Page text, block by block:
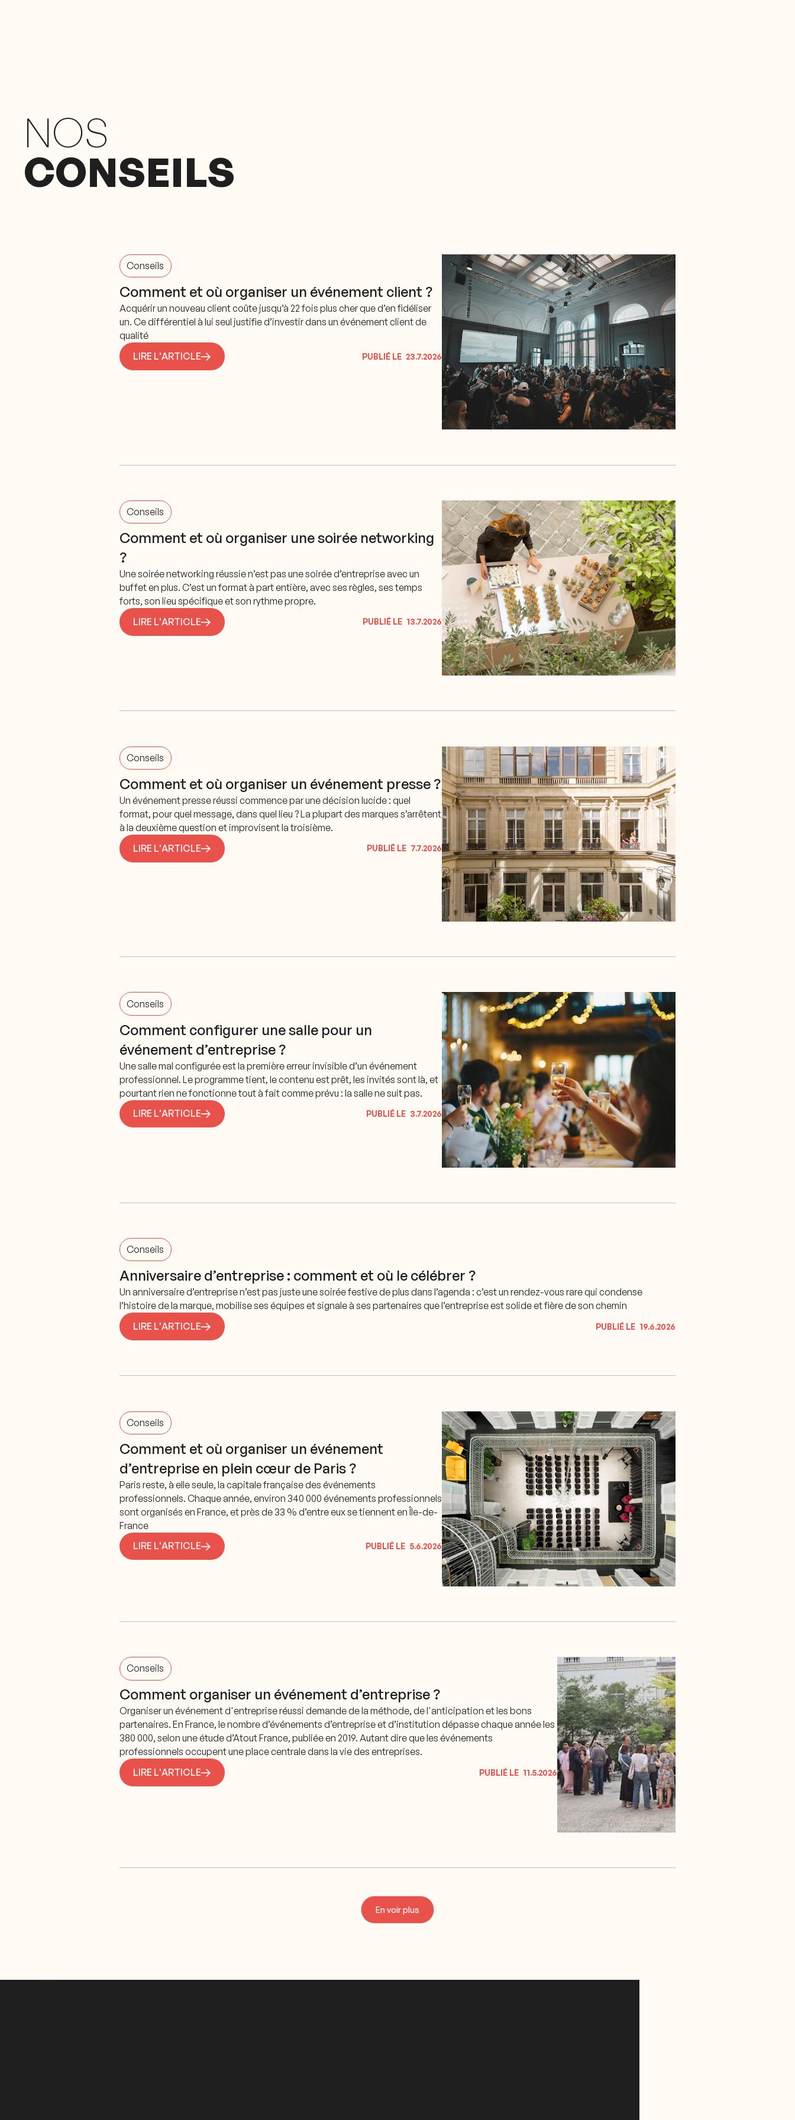
NOS
CONSEILS
Conseils
Comment et où organiser un événement client ?
Acquérir un nouveau client coûte jusqu’à 22 fois plus cher que d’en fidéliser
un. Ce différentiel à lui seul justifie d’investir dans un événement client de
qualité
LIRE L'ARTICLE
PUBLIÉ LE 23.7.2026
Conseils
Comment et où organiser une soirée networking
?
Une soirée networking réussie n’est pas une soirée d’entreprise avec un
buffet en plus. C’est un format à part entière, avec ses règles, ses temps
forts, son lieu spécifique et son rythme propre.
LIRE L'ARTICLE
PUBLIÉ LE 13.7.2026
Conseils
Comment et où organiser un événement presse ?
Un événement presse réussi commence par une décision lucide : quel
format, pour quel message, dans quel lieu ? La plupart des marques s’arrêtent
à la deuxième question et improvisent la troisième.
LIRE L'ARTICLE
PUBLIÉ LE 7.7.2026
Conseils
Comment configurer une salle pour un
événement d’entreprise ?
Une salle mal configurée est la première erreur invisible d’un événement
professionnel. Le programme tient, le contenu est prêt, les invités sont là, et
pourtant rien ne fonctionne tout à fait comme prévu : la salle ne suit pas.
LIRE L'ARTICLE
PUBLIÉ LE 3.7.2026
Conseils
Anniversaire d’entreprise : comment et où le célébrer ?
Un anniversaire d’entreprise n’est pas juste une soirée festive de plus dans l’agenda : c’est un rendez-vous rare qui condense
l’histoire de la marque, mobilise ses équipes et signale à ses partenaires que l’entreprise est solide et fière de son chemin
LIRE L'ARTICLE
PUBLIÉ LE 19.6.2026
Conseils
Comment et où organiser un événement
d’entreprise en plein cœur de Paris ?
Paris reste, à elle seule, la capitale française des événements
professionnels. Chaque année, environ 340 000 événements professionnels
sont organisés en France, et près de 33 % d’entre eux se tiennent en Île-de-
France
LIRE L'ARTICLE
PUBLIÉ LE 5.6.2026
Conseils
Comment organiser un événement d’entreprise ?
Organiser un événement d'entreprise réussi demande de la méthode, de l'anticipation et les bons
partenaires. En France, le nombre d’événements d’entreprise et d’institution dépasse chaque année les
380 000, selon une étude d’Atout France, publiée en 2019. Autant dire que les événements
professionnels occupent une place centrale dans la vie des entreprises.
LIRE L'ARTICLE
PUBLIÉ LE 11.5.2026
En voir plus